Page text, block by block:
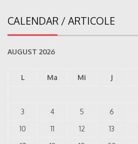
CALENDAR / ARTICOLE
AUGUST 2026
L Ma Mi J
3
4 5 6
10
11 12 13